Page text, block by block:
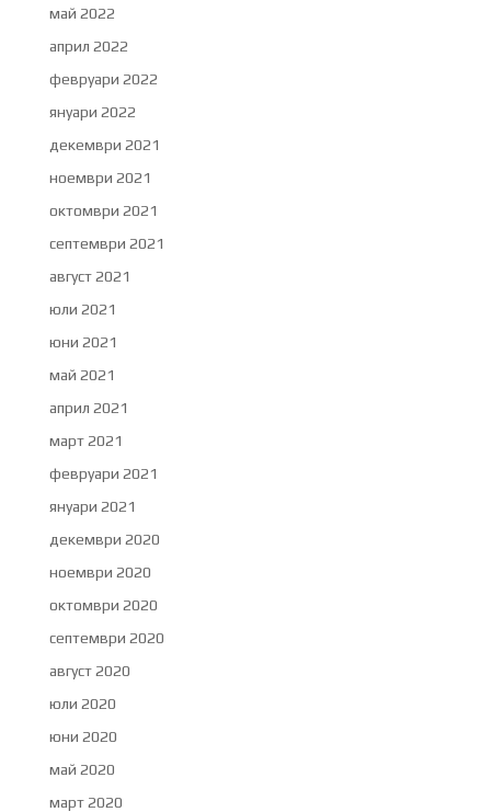
май 2022
април 2022
февруари 2022
януари 2022
декември 2021
ноември 2021
октомври 2021
септември 2021
август 2021
юли 2021
юни 2021
май 2021
април 2021
март 2021
февруари 2021
януари 2021
декември 2020
ноември 2020
октомври 2020
септември 2020
август 2020
юли 2020
юни 2020
май 2020
март 2020